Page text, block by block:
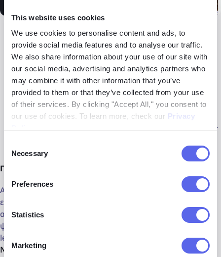
This website uses cookies
We use cookies to personalise content and ads, to
provide social media features and to analyse our traffic.
We also share information about your use of our site with
our social media, advertising and analytics partners who
may combine it with other information that you’ve
provided to them or that they’ve collected from your use
of their services. By clicking "Accept All," you consent to
our use of cookies. To learn more, check our Privacy
Selection
Necessary
Preferences
Statistics
Marketing
Καθόλου αποτελέσματα—ενώ οι περισσότεροι
άνθρωποι έχουν κάποια διαδικτυακή παρουσία, η μη
ανεύρεση φωτογραφιών δεν αποτελεί απαραίτητα
κόκκινο σημάδι. Αναζητήστε άλλα προειδοποιητικά
σημάδια.
Αποτελέσματα με το ίδιο πρόσωπο αλλά
διαφορετικά ονόματα ή τοποθεσίες—αυτό μπορεί να
υποδεικνύει ότι η εικόνα κλάπηκε ή το άτομο ψεύδεται
Πώς να Επιβεβαιώσετε ότι Είναι το Ίδιο Άτομο:
Αν βρείτε πολλές ταιριαστές εικόνες, προσπαθήστε να
εντοπίσετε παλαιότερες για να διασφαλίσετε την
αυθεντικότητα. Μερικές φορές οι απατεώνες ανεβάζουν
ψευδείς πληροφορίες σε διάφορες πλατφόρμες. Με το
lenso, μπορείτε να
ταξινομήσετε από "Παλαιότερα προς
Νεότερα"για να βρείτε τις πρώτες αντιστοιχίες.